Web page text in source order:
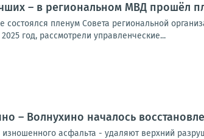
– в региональном МВД прошёл
пленум Совета региональной
год, рассмотрели управленческие...
– Волнухино началось
асфальта - удаляют верхний